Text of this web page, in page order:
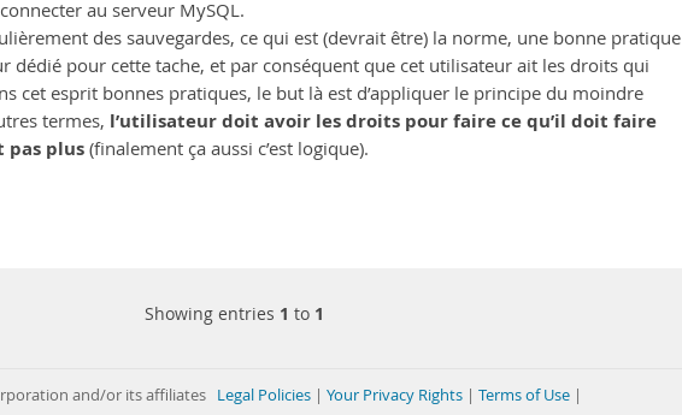
au serveur MySQL.
des sauvegardes, ce qui est (devrait être) la norme, une bonne pratique
dédié pour cette tache, et par conséquent que cet utilisateur ait les droits qui
cet esprit bonnes pratiques, le but là est d’appliquer le principe du moindre
termes, l’utilisateur doit avoir les droits pour faire ce qu’il doit faire
pas plus (finalement ça aussi c’est logique).
Showing entries 1 to 1
and/or its affiliates Legal Policies | Your Privacy Rights | Terms of Use |